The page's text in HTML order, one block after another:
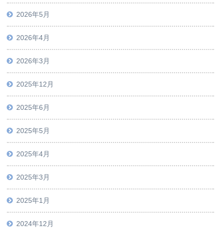
2026年5月
2026年4月
2026年3月
2025年12月
2025年6月
2025年5月
2025年4月
2025年3月
2025年1月
2024年12月